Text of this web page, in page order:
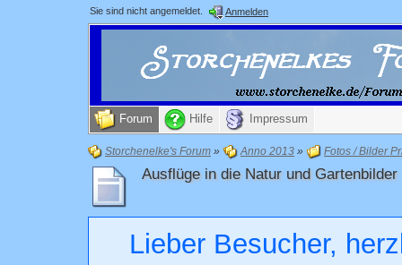
Sie sind nicht angemeldet. Anmelden
Forum Hilfe Impressum
Storchenelke's Forum » Anno 2013 » Fotos / Bilder
Ausflüge in die Natur und Gartenbilder
Lieber Besucher,